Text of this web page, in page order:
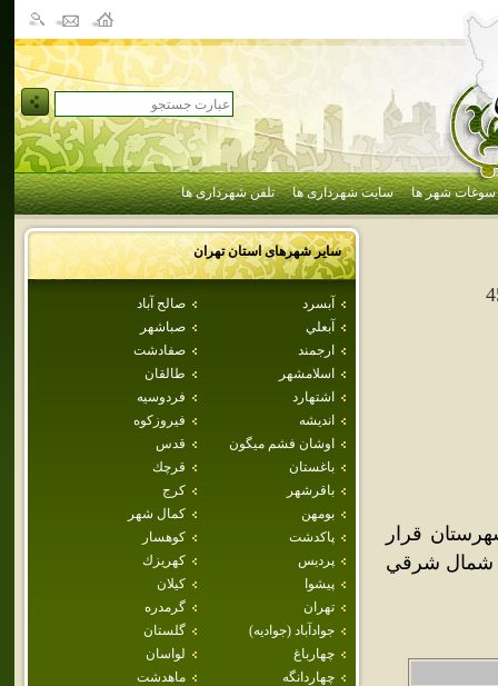
سوغات شهر ها سایت شهرداری ها تلفن شهرداری ها
سایر شهرهای استانتهران
آبسرد
صالح آباد
آبعلي
صباشهر
ارجمند
صفادشت
اسلامشهر
طالقان
اشتهارد
فردوسيه
انديشه
فيروزكوه
اوشان فشم ميگون
قدس
باغستان
قرچك
باقرشهر
كرج
بومهن
كمال شهر
پاكدشت
كوهسار
پرديس
كهريزك
پيشوا
كيلان
تهران
گرمدره
جوادآباد (جواديه)
گلستان
چهارباغ
لواسان
چهاردانگه
ماهدشت
قرار
اين شهر و در شمال شرقي